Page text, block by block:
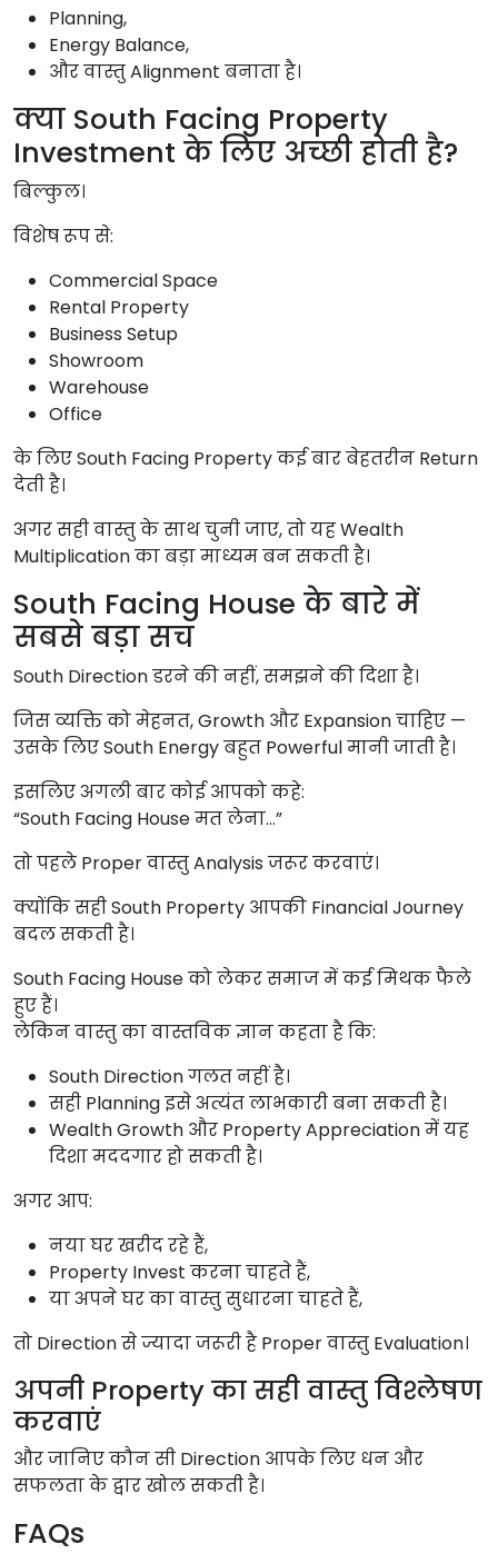
Planning,
Energy Balance,
और वास्तु Alignment बनाता है।
क्या South Facing Property
Investment के लिए अच्छी होती है?
बिल्कुल।
विशेष रूप से:
Commercial Space
Rental Property
Business Setup
Showroom
Warehouse
Office
के लिए South Facing Property कई बार बेहतरीन Return
देती है।
अगर सही वास्तु के साथ चुनी जाए, तो यह Wealth
Multiplication का बड़ा माध्यम बन सकती है।
South Facing House के बारे में
सबसे बड़ा सच
South Direction डरने की नहीं, समझने की दिशा है।
जिस व्यक्ति को मेहनत, Growth और Expansion चाहिए —
उसके लिए South Energy बहुत Powerful मानी जाती है।
इसलिए अगली बार कोई आपको कहे:
“South Facing House मत लेना…”
तो पहले Proper वास्तु Analysis जरूर करवाएं।
क्योंकि सही South Property आपकी Financial Journey
बदल सकती है।
South Facing House को लेकर समाज में कई मिथक फैले
हुए हैं।
लेकिन वास्तु का वास्तविक ज्ञान कहता है कि:
South Direction गलत नहीं है।
सही Planning इसे अत्यंत लाभकारी बना सकती है।
Wealth Growth और Property Appreciation में यह
दिशा मददगार हो सकती है।
अगर आप:
नया घर खरीद रहे हैं,
Property Invest करना चाहते हैं,
या अपने घर का वास्तु सुधारना चाहते हैं,
तो Direction से ज्यादा जरूरी है Proper वास्तु Evaluation।
अपनी Property का सही वास्तु विश्लेषण
करवाएं
और जानिए कौन सी Direction आपके लिए धन और
सफलता के द्वार खोल सकती है।
FAQs